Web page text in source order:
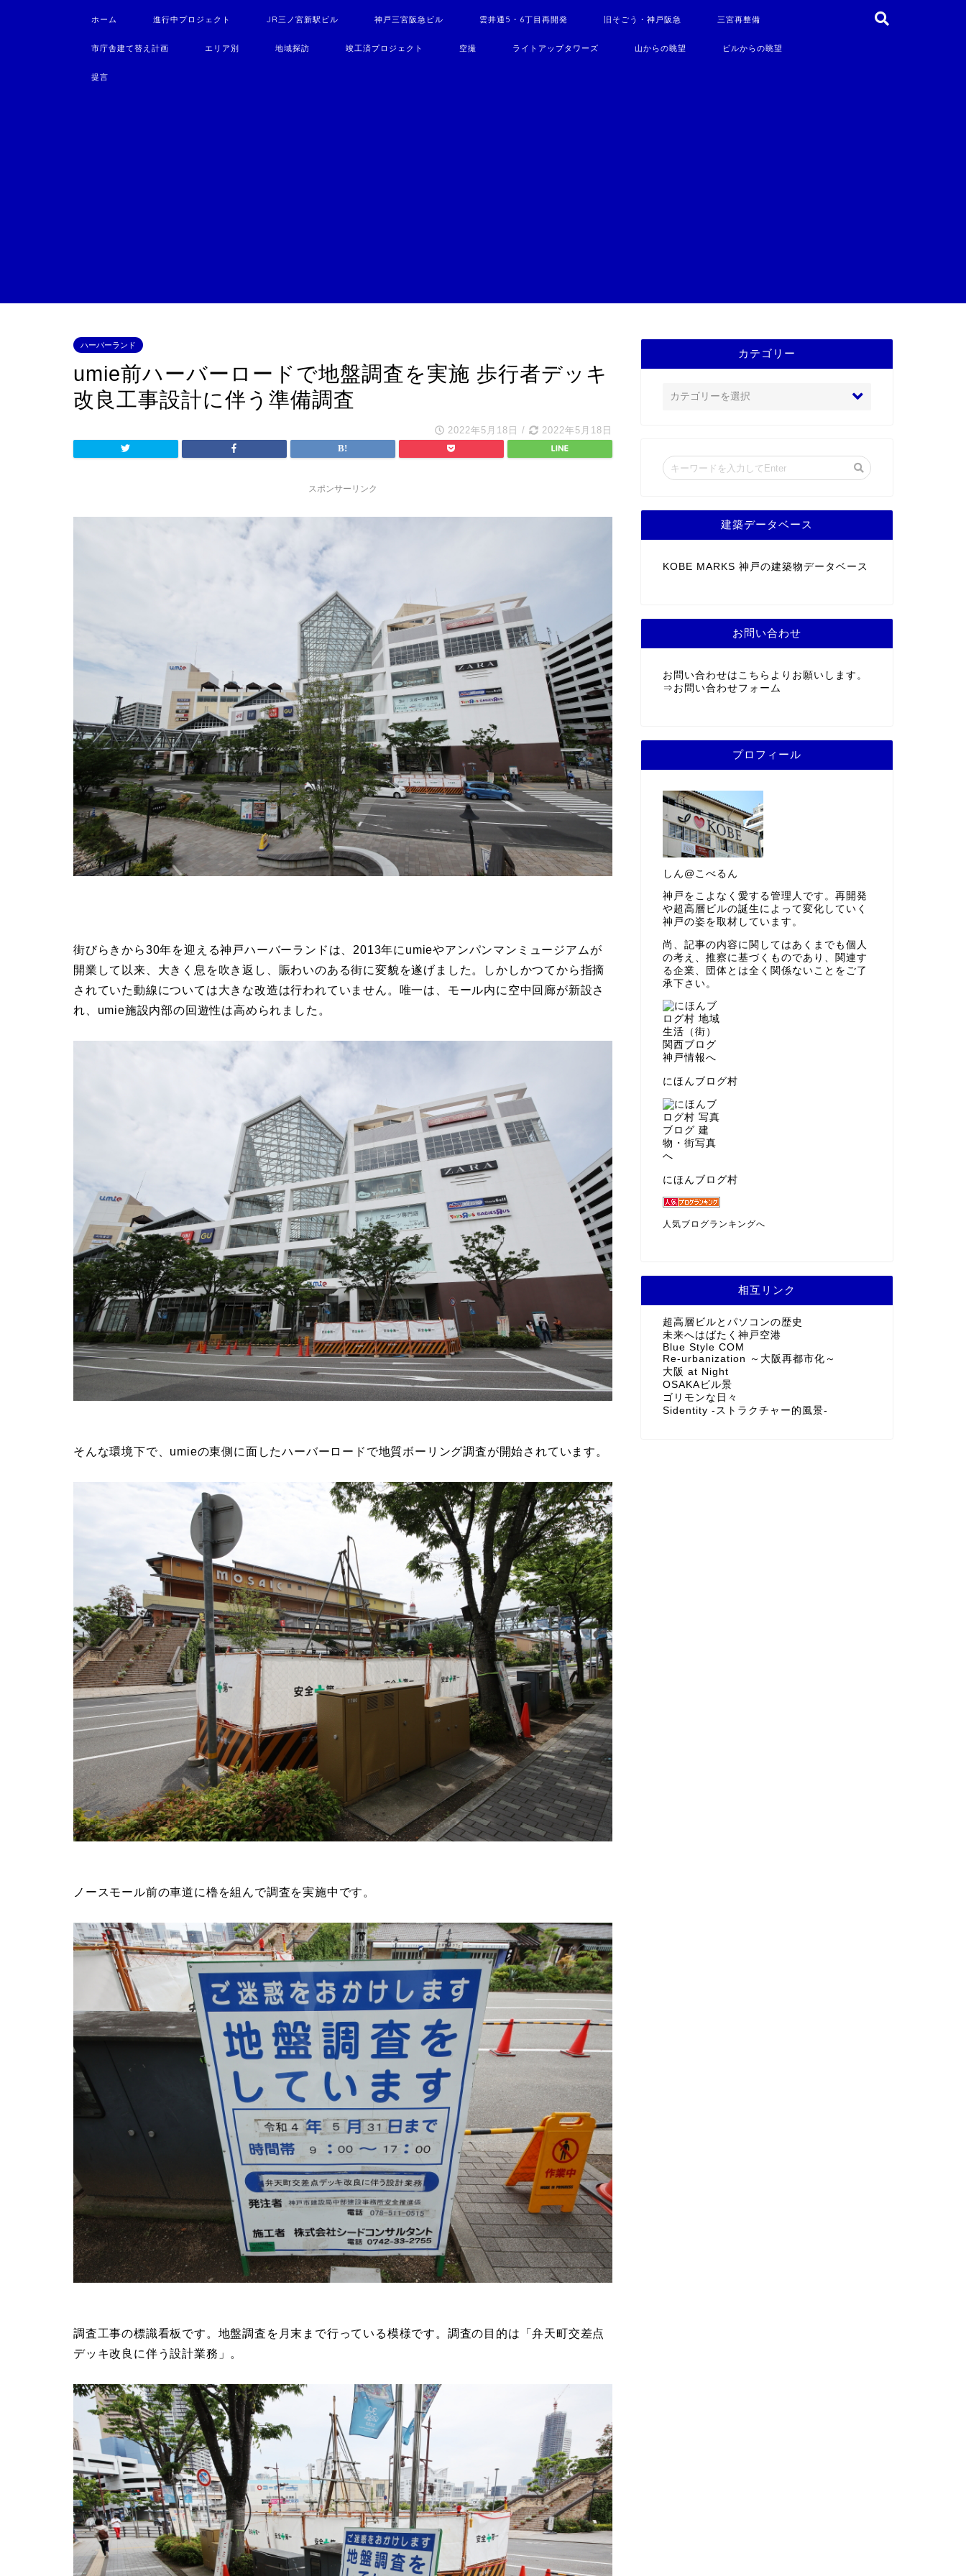
ホーム 進行中プロジェクト JR三ノ宮新駅ビル 神戸三宮阪急ビル 雲井通5・6丁目再開発 旧そごう・神戸阪急 三宮再整備
市庁舎建て替え計画 エリア別 地域探訪 竣工済プロジェクト 空撮 ライトアップタワーズ 山からの眺望 ビルからの眺望
提言
ハーバーランド
umie前ハーバーロードで地盤調査を実施 歩行者デッキ
改良工事設計に伴う準備調査
2022年5月18日 / 2022年5月18日
スポンサーリンク
街びらきから30年を迎える神戸ハーバーランドは、2013年にumieやアンパンマンミュージアムが
開業して以来、大きく息を吹き返し、賑わいのある街に変貌を遂げました。しかしかつてから指摘
されていた動線については大きな改造は行われていません。唯一は、モール内に空中回廊が新設さ
れ、umie施設内部の回遊性は高められました。
そんな環境下で、umieの東側に面したハーバーロードで地質ボーリング調査が開始されています。
ノースモール前の車道に櫓を組んで調査を実施中です。
調査工事の標識看板です。地盤調査を月末まで行っている模様です。調査の目的は「弁天町交差点
デッキ改良に伴う設計業務」。
カテゴリー
建築データベース
KOBE MARKS 神戸の建築物データベース
お問い合わせ
お問い合わせはこちらよりお願いします。
⇒ お問い合わせフォーム
プロフィール
しん@こべるん
神戸をこよなく愛する管理人です。再開発
や超高層ビルの誕生によって変化していく
神戸の姿を取材しています。
尚、記事の内容に関してはあくまでも個人
の考え、推察に基づくものであり、関連す
る企業、団体とは全く関係ないことをご了
承下さい。
にほんブログ村
にほんブログ村
人気ブログランキングへ
相互リンク
超高層ビルとパソコンの歴史
未来へはばたく神戸空港
Blue Style COM
Re-urbanization ～大阪再都市化～
大阪 at Night
OSAKAビル景
ゴリモンな日々
Sidentity -ストラクチャー的風景-